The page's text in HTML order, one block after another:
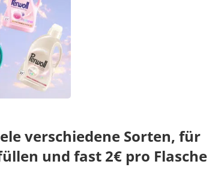
verschiedene Sorten, für
und fast 2€ pro Flasche